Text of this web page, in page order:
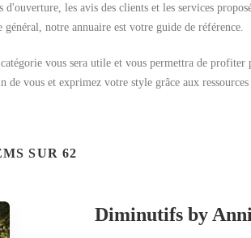
d'ouverture, les avis des clients et les services
notre annuaire est votre guide de référence.
vous sera utile et vous permettra de
de vous et exprimez votre style grâce aux
SUR 62
Diminutifs by